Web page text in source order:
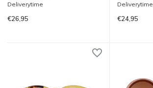
Deliverytime
€26,95
Deliverytime
€24,95